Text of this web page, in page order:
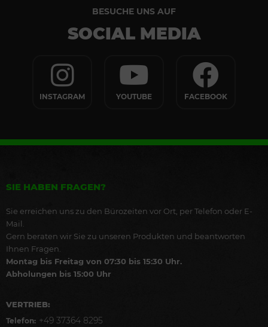
BESUCHE UNS AUF
SOCIAL MEDIA
INSTAGRAM YOUTUBE FACEBOOK
SIE HABEN FRAGEN?
Sie erreichen uns zu den Bürozeiten vor Ort, per Telefon oder E-
Mail.
Gern beraten wir Sie zu unseren Produkten und beantworten
Ihnen Fragen.
Montag bis Freitag von 07:30 bis 15:30 Uhr.
Abholungen bis 15:00 Uhr
VERTRIEB:
Telefon: +49 37364 8295